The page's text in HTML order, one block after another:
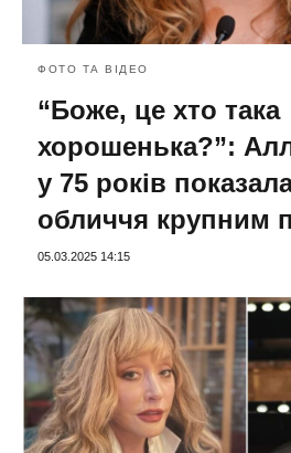
ФОТО ТА ВІДЕО
“Боже, це хто така
хорошенька?”:
у 75 років
обличчя крупним
05.03.2025 14:15